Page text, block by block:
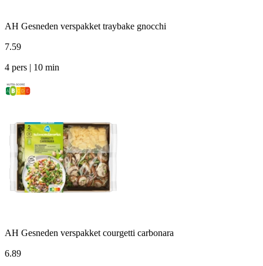
AH Gesneden verspakket traybake gnocchi
7.59
4 pers | 10 min
AH Gesneden verspakket courgetti carbonara
6.89